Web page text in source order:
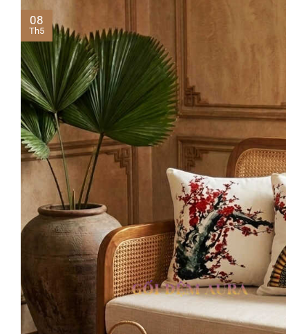
08
Th5